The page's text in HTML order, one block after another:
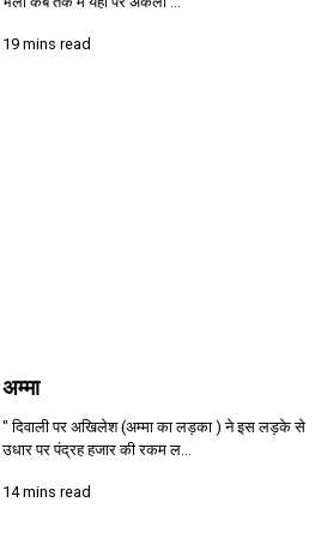
19 mins read
अम्मा
" दिवाली पर अखिलेश (अम्मा का लड़का ) ने इस लड़के से
उधार पर पंद्रह हजार की रकम ल...
14 mins read